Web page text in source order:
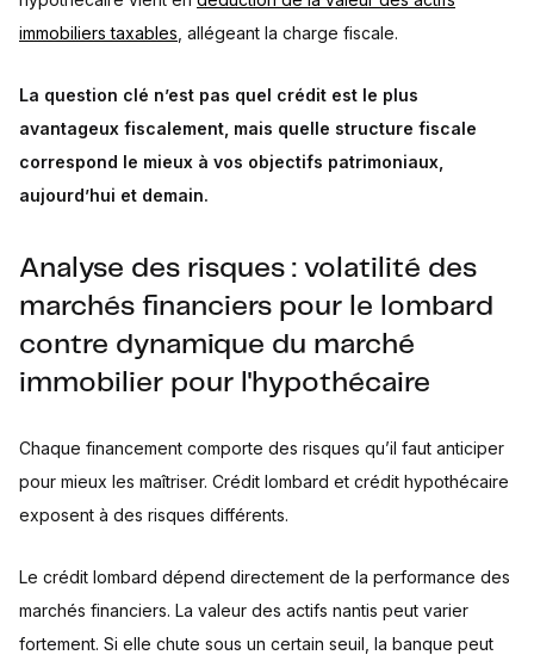
immobiliers taxables , allégeant la charge fiscale.
La question clé n’est pas quel crédit est le plus
avantageux fiscalement, mais quelle structure fiscale
correspond le mieux à vos objectifs patrimoniaux,
aujourd’hui et demain.
Analyse des risques : volatilité des
marchés financiers pour le lombard
contre dynamique du marché
immobilier pour l'hypothécaire
Chaque financement comporte des risques qu’il faut anticiper
pour mieux les maîtriser. Crédit lombard et crédit hypothécaire
exposent à des risques différents.
Le crédit lombard dépend directement de la performance des
marchés financiers. La valeur des actifs nantis peut varier
fortement. Si elle chute sous un certain seuil, la banque peut